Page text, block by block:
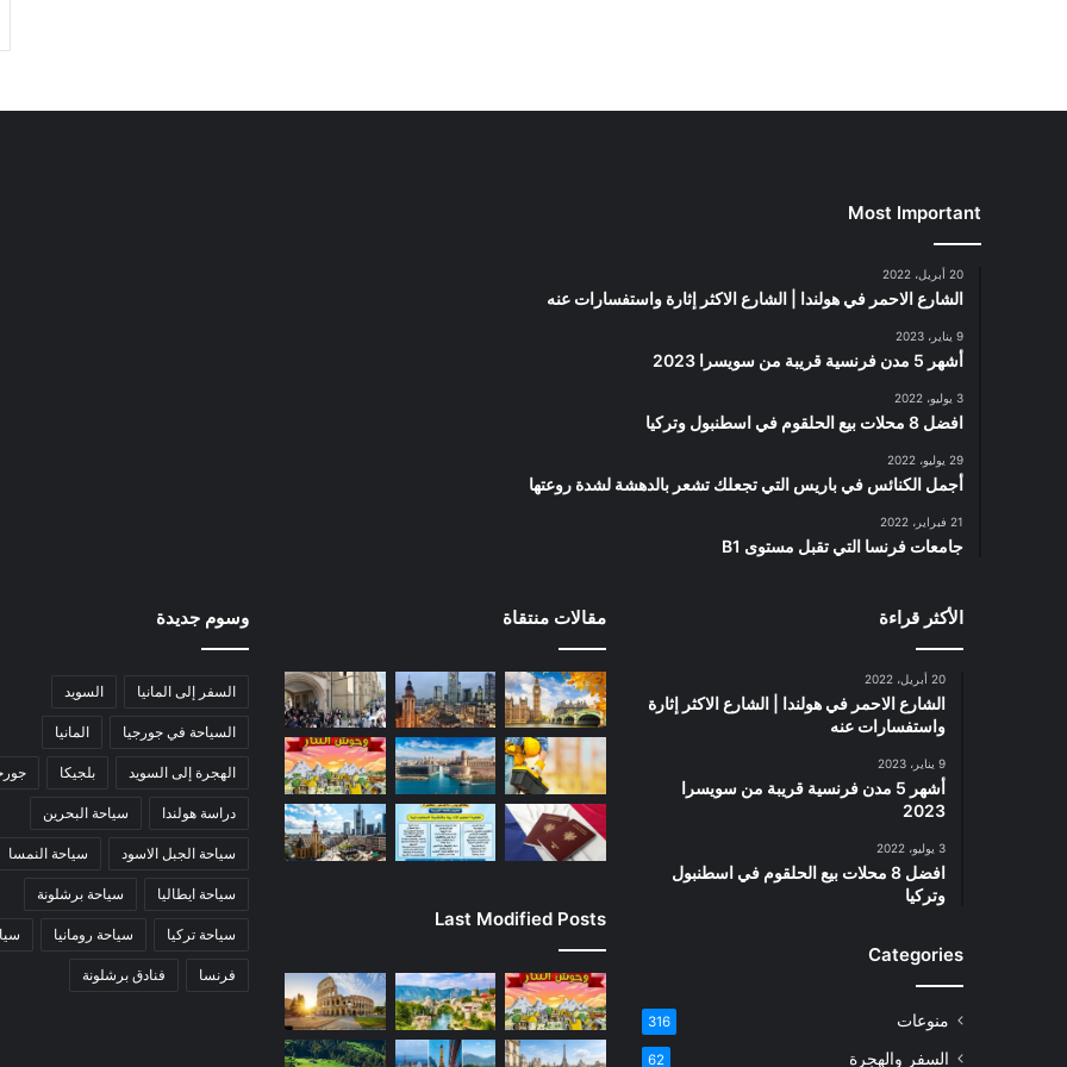
Most Important
20 أبريل، 2022
الشارع الاحمر في هولندا | الشارع الاكثر إثارة واستفسارات عنه
9 يناير، 2023
أشهر 5 مدن فرنسية قريبة من سويسرا 2023
3 يوليو، 2022
افضل 8 محلات بيع الحلقوم في اسطنبول وتركيا
29 يوليو، 2022
أجمل الكنائس في باريس التي تجعلك تشعر بالدهشة لشدة روعتها
21 فبراير، 2022
جامعات فرنسا التي تقبل مستوى B1
الأكثر قراءة
20 أبريل، 2022
الشارع الاحمر في هولندا | الشارع الاكثر إثارة
واستفسارات عنه
9 يناير، 2023
أشهر 5 مدن فرنسية قريبة من سويسرا
2023
3 يوليو، 2022
افضل 8 محلات بيع الحلقوم في اسطنبول
وتركيا
Categories
منوعات 316
السفر والهجرة 62
مقالات منتقاة
Last Modified Posts
وسوم جديدة
السفر إلى المانيا السويد
السياحة في جورجيا المانيا
الهجرة إلى السويد بلجيكا
دراسة هولندا سياحة البحرين
سياحة الجبل الاسود سياحة النمسا
سياحة ايطاليا سياحة برشلونة
سياحة تركيا سياحة رومانيا
فرنسا فنادق برشلونة